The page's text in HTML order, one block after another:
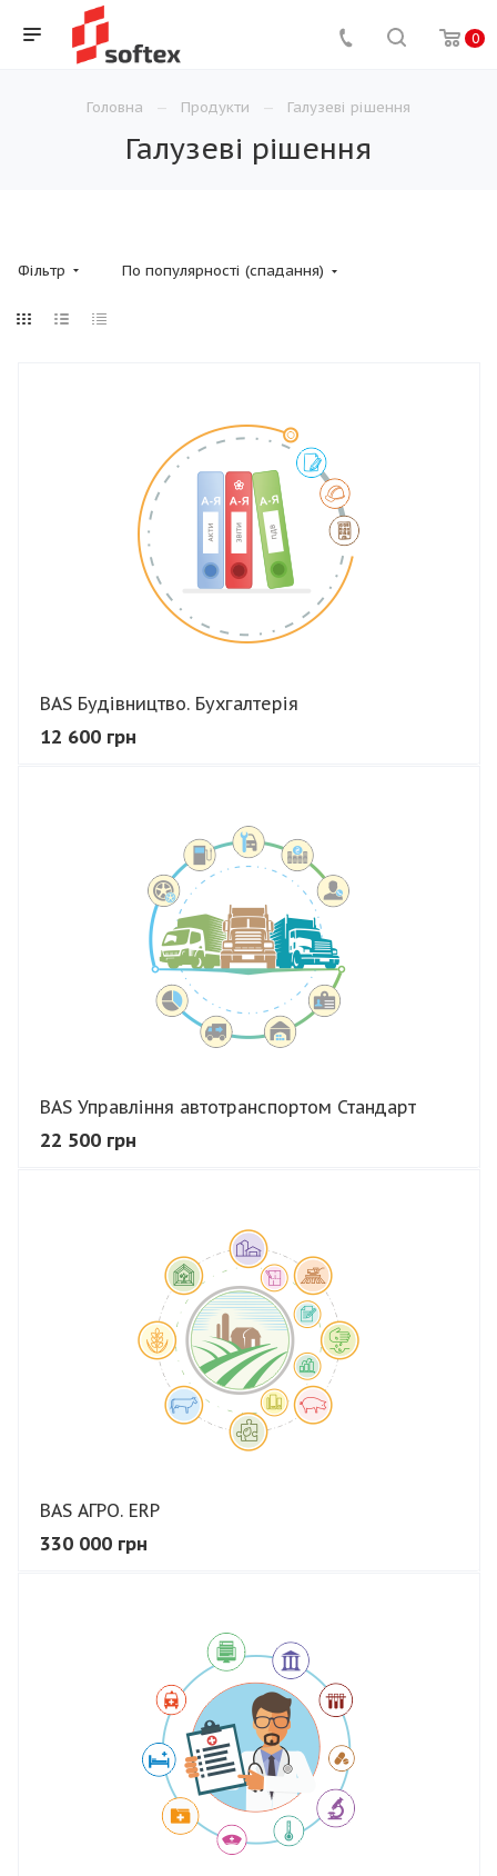
0
Головна Продукти Галузеві рішення
Галузеві рішення
Фільтр По популярності (спадання)
BAS Будівництво. Бухгалтерія
12 600 грн
BAS Управління автотранспортом Стандарт
22 500 грн
BAS АГРО. ERP
330 000 грн